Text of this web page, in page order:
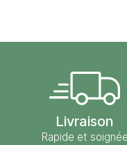
Livraison
Rapide et soignée